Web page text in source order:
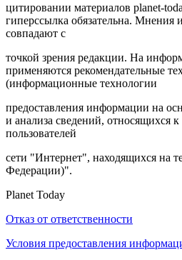
цитировании материалов planet-
гиперссылка обязательна. Мнения
совпадают с
точкой зрения редакции. На
применяются рекомендательные
(информационные технологии
предоставления информации на
и анализа сведений, относящихся
пользователей
сети "Интернет", находящихся на
Федерации)".
Planet Today
Отказ от ответственности
Условия предоставления